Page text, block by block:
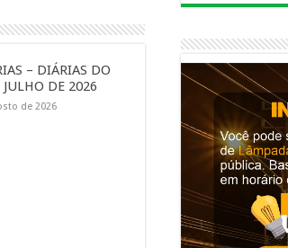
– DIÁRIAS DO
JULHO DE 2026
de 2026